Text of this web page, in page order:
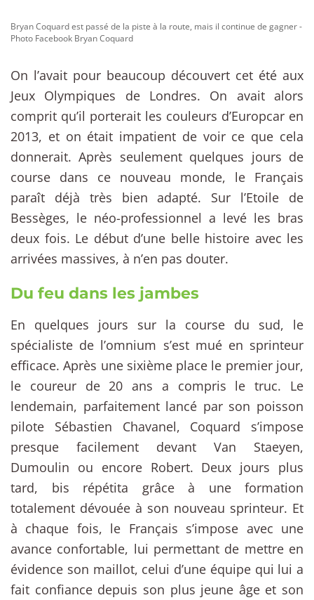
Bryan Coquard est passé de la piste à la route, mais il continue de gagner -
Photo Facebook Bryan Coquard
On l’avait pour beaucoup découvert cet été aux
Jeux Olympiques de Londres. On avait alors
comprit qu’il porterait les couleurs d’Europcar en
2013, et on était impatient de voir ce que cela
donnerait. Après seulement quelques jours de
course dans ce nouveau monde, le Français
paraît déjà très bien adapté. Sur l’Etoile de
Bessèges, le néo-professionnel a levé les bras
deux fois. Le début d’une belle histoire avec les
arrivées massives, à n’en pas douter.
Du feu dans les jambes
En quelques jours sur la course du sud, le
spécialiste de l’omnium s’est mué en sprinteur
efficace. Après une sixième place le premier jour,
le coureur de 20 ans a compris le truc. Le
lendemain, parfaitement lancé par son poisson
pilote Sébastien Chavanel, Coquard s’impose
presque facilement devant Van Staeyen,
Dumoulin ou encore Robert. Deux jours plus
tard, bis répétita grâce à une formation
totalement dévouée à son nouveau sprinteur. Et
à chaque fois, le Français s’impose avec une
avance confortable, lui permettant de mettre en
évidence son maillot, celui d’une équipe qui lui a
fait confiance depuis son plus jeune âge et son